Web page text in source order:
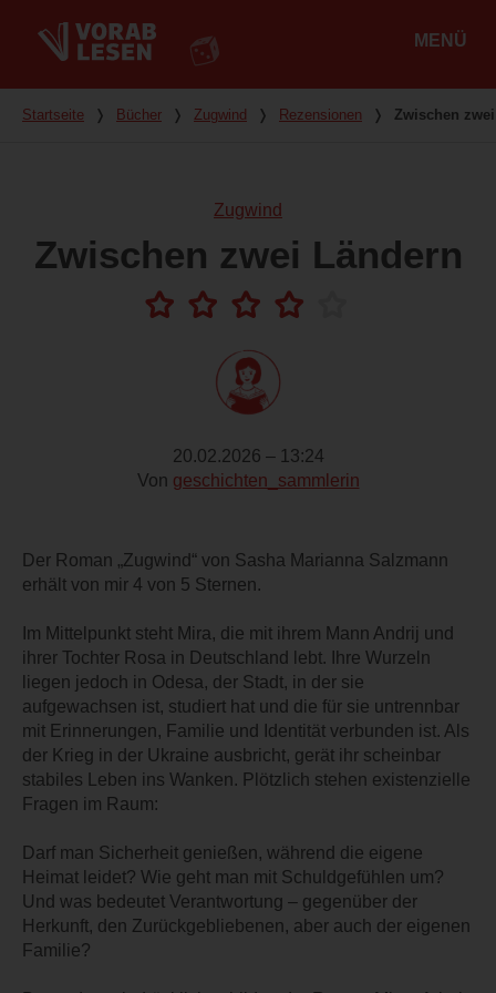
MENÜ
Du bist hier
Startseite ❭ Bücher ❭ Zugwind ❭ Rezensionen ❭ Zwischen
Zugwind
Zwischen zwei Ländern
20.02.2026 – 13:24
Von geschichten_sammlerin
Der Roman „Zugwind“ von Sasha Marianna Salzmann
erhält von mir 4 von 5 Sternen.
Im Mittelpunkt steht Mira, die mit ihrem Mann Andrij und
ihrer Tochter Rosa in Deutschland lebt. Ihre Wurzeln
liegen jedoch in Odesa, der Stadt, in der sie
aufgewachsen ist, studiert hat und die für sie untrennbar
mit Erinnerungen, Familie und Identität verbunden ist. Als
der Krieg in der Ukraine ausbricht, gerät ihr scheinbar
stabiles Leben ins Wanken. Plötzlich stehen existenzielle
Fragen im Raum:
Darf man Sicherheit genießen, während die eigene
Heimat leidet? Wie geht man mit Schuldgefühlen um?
Und was bedeutet Verantwortung – gegenüber der
Herkunft, den Zurückgebliebenen, aber auch der eigenen
Familie?